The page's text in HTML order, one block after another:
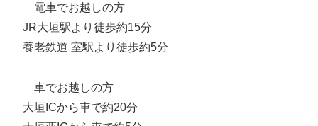
電車でお越しの方
JR大垣駅より徒歩約15分
養老鉄道 室駅より徒歩約5分
車でお越しの方
大垣ICから車で約20分